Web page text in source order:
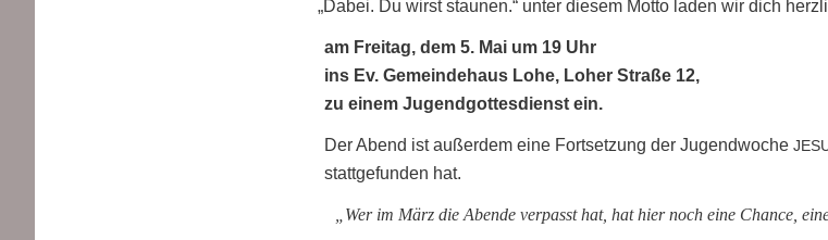
„Dabei. Du wirst stau­nen.“ unter die­sem Mot­to laden wir dich
am Frei­tag, dem 5. Mai um 19 Uhr
ins Ev. Gemein­de­haus Lohe, Loher Stra­ße 12,
zu einem Jugend­got­tes­dienst ein.
Der Abend ist außer­dem eine Fort­set­zung der Jugend­wo­che
statt­ge­fun­den hat.
Wer im März die Aben­de ver­passt hat, hat hier noch eine Chan­ce,